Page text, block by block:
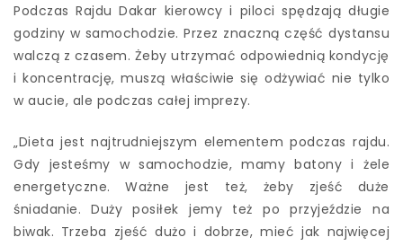
Podczas Rajdu Dakar kierowcy i piloci spędzają długie
godziny w samochodzie. Przez znaczną część dystansu
walczą z czasem. Żeby utrzymać odpowiednią kondycję
i koncentrację, muszą właściwie się odżywiać nie tylko
w aucie, ale podczas całej imprezy.
„Dieta jest najtrudniejszym elementem podczas rajdu.
Gdy jesteśmy w samochodzie, mamy batony i żele
energetyczne. Ważne jest też, żeby zjeść duże
śniadanie. Duży posiłek jemy też po przyjeździe na
biwak. Trzeba zjeść dużo i dobrze, mieć jak najwięcej